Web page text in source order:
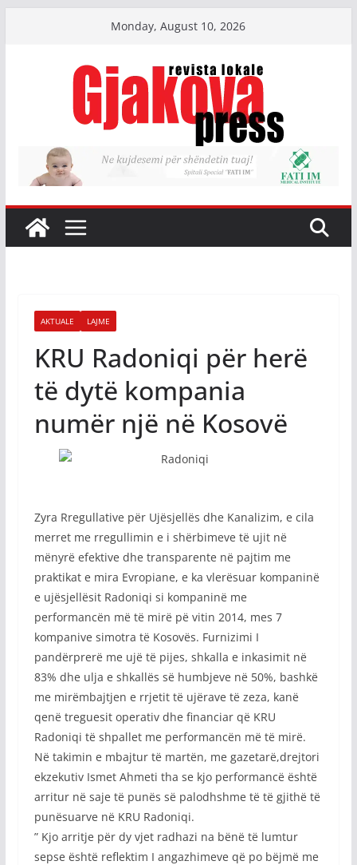
Monday, August 10, 2026
AKTUALE LAJME
KRU Radoniqi për herë
të dytë kompania
numër një në Kosovë
Zyra Rregullative për Ujësjellës dhe Kanalizim, e cila
merret me rregullimin e i shërbimeve të ujit në
mënyrë efektive dhe transparente në pajtim me
praktikat e mira Evropiane, e ka vlerësuar kompaninë
e ujësjellësit Radoniqi si kompaninë me
performancën më të mirë pë vitin 2014, mes 7
kompanive simotra të Kosovës. Furnizimi I
pandërprerë me ujë të pijes, shkalla e inkasimit në
83% dhe ulja e shkallës së humbjeve në 50%, bashkë
me mirëmbajtjen e rrjetit të ujërave të zeza, kanë
qenë treguesit operativ dhe financiar që KRU
Radoniqi të shpallet me performancën më të mirë.
Në takimin e mbajtur të martën, me gazetarë,drejtori
ekzekutiv Ismet Ahmeti tha se kjo performancë është
arritur në saje të punës së palodhshme të të gjithë të
punësuarve në KRU Radoniqi.
” Kjo arritje për dy vjet radhazi na bënë të lumtur
sepse është reflektim I angazhimeve që po bëjmë me